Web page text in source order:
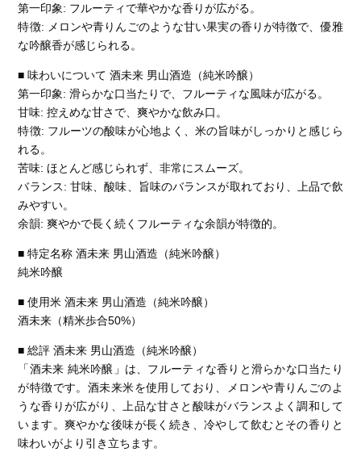
第一印象: フルーティで華やかな香りが広がる。
特徴: メロンや青りんごのような甘い果実の香りが特徴で、優雅
な吟醸香が感じられる。
■ 味わいについて 酒未来 男山酒造（純米吟醸）
第一印象: 滑らかな口当たりで、フルーティな風味が広がる。
甘味: 控えめな甘さで、爽やかな飲み口。
特徴: フルーツの酸味が心地よく、米の旨味がしっかりと感じら
れる。
苦味: ほとんど感じられず、非常にスムーズ。
バランス: 甘味、酸味、旨味のバランスが取れており、上品で飲
みやすい。
余韻: 爽やかで長く続くフルーティな余韻が特徴的。
■ 特定名称 酒未来 男山酒造（純米吟醸）
純米吟醸
■ 使用米 酒未来 男山酒造（純米吟醸）
酒未来（精米歩合50%）
■ 総評 酒未来 男山酒造（純米吟醸）
「酒未来 純米吟醸」は、フルーティな香りと滑らかな口当たり
が特徴です。酒未来米を使用しており、メロンや青りんごのよ
うな香りが広がり、上品な甘さと酸味がバランスよく調和して
います。爽やかな後味が長く続き、冷やして飲むとその香りと
味わいがより引き立ちます。